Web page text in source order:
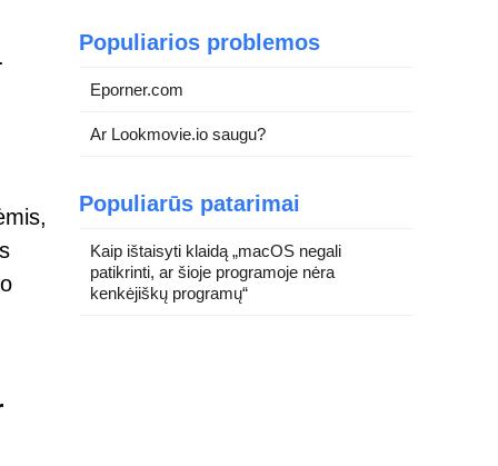
Populiarios problemos
Eporner.com
Ar Lookmovie.io saugu?
Populiarūs patarimai
Kaip ištaisyti klaidą „macOS negali
patikrinti, ar šioje programoje nėra
kenkėjiškų programų“